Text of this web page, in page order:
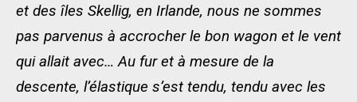
et des îles Skellig, en Irlande, nous ne sommes
pas parvenus à accrocher le bon wagon et le vent
qui allait avec… Au fur et à mesure de la
descente, l’élastique s’est tendu, tendu avec les